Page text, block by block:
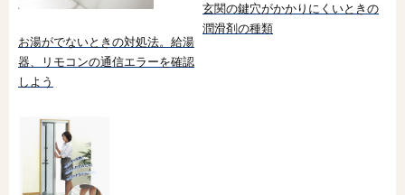
お湯がでないときの対処法。給湯
器、リモコンの通信エラーを確認
しよう
玄関の鍵穴がかかりにくいときの
潤滑剤の種類